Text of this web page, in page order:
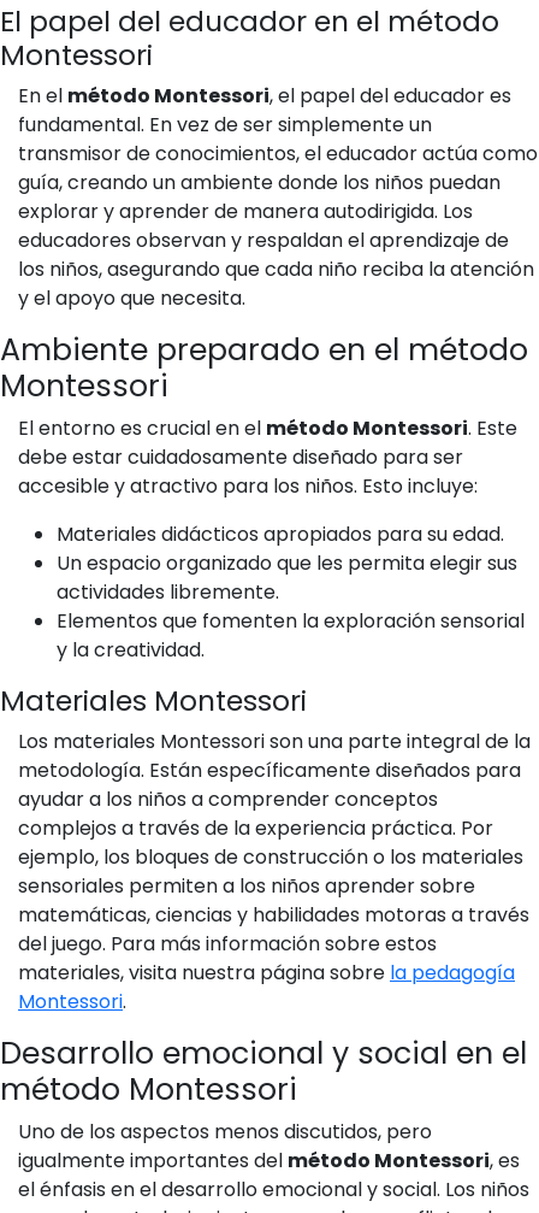
El papel del educador en el método
Montessori
En el método Montessori, el papel del educador es
fundamental. En vez de ser simplemente un
transmisor de conocimientos, el educador actúa como
guía, creando un ambiente donde los niños puedan
explorar y aprender de manera autodirigida. Los
educadores observan y respaldan el aprendizaje de
los niños, asegurando que cada niño reciba la atención
y el apoyo que necesita.
Ambiente preparado en el método
Montessori
El entorno es crucial en el método Montessori. Este
debe estar cuidadosamente diseñado para ser
accesible y atractivo para los niños. Esto incluye:
Materiales didácticos apropiados para su edad.
Un espacio organizado que les permita elegir sus
actividades libremente.
Elementos que fomenten la exploración sensorial
y la creatividad.
Materiales Montessori
Los materiales Montessori son una parte integral de la
metodología. Están específicamente diseñados para
ayudar a los niños a comprender conceptos
complejos a través de la experiencia práctica. Por
ejemplo, los bloques de construcción o los materiales
sensoriales permiten a los niños aprender sobre
matemáticas, ciencias y habilidades motoras a través
del juego. Para más información sobre estos
materiales, visita nuestra página sobre la pedagogía
Montessori.
Desarrollo emocional y social en el
método Montessori
Uno de los aspectos menos discutidos, pero
igualmente importantes del método Montessori, es
el énfasis en el desarrollo emocional y social. Los niños